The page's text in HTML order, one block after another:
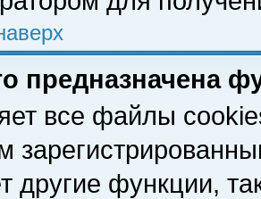
предназначена
все файлы
другие функции,